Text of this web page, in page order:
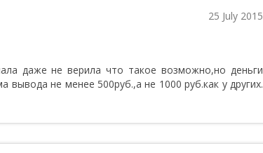
25 July 2015
даже не верила что такое возможно,но деньги
не менее 500руб.,а не 1000 руб.как у других.